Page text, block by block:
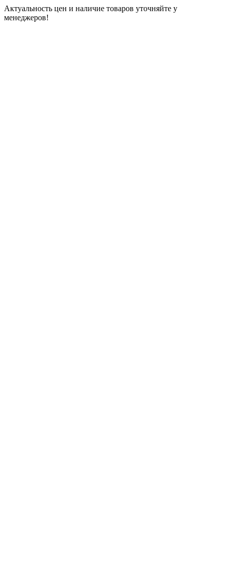
Актуальность цен и наличие товаров уточняйте у
менеджеров!